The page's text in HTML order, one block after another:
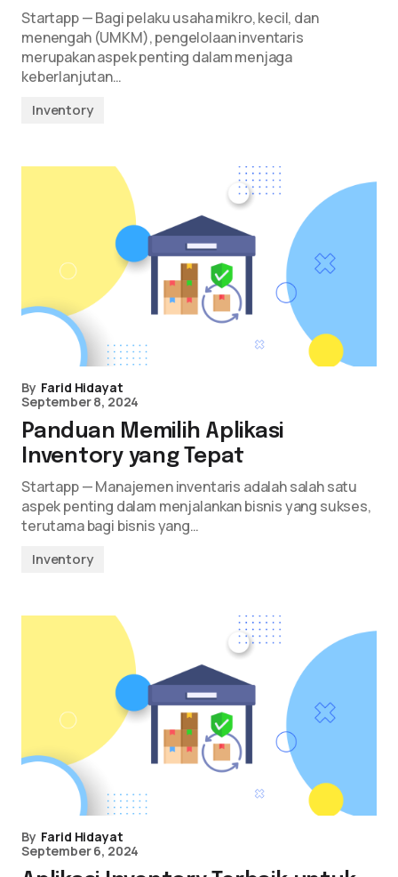
Startapp — Bagi pelaku usaha mikro, kecil, dan
menengah (UMKM), pengelolaan inventaris
merupakan aspek penting dalam menjaga
keberlanjutan…
Inventory
By Farid Hidayat
September 8, 2024
Panduan Memilih Aplikasi
Inventory yang Tepat
Startapp — Manajemen inventaris adalah salah satu
aspek penting dalam menjalankan bisnis yang sukses,
terutama bagi bisnis yang…
Inventory
By Farid Hidayat
September 6, 2024